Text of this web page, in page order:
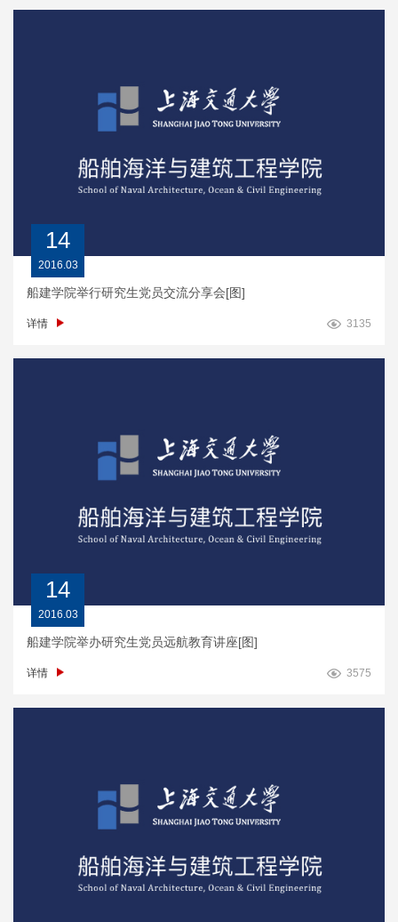
14
2016.03
船建学院举行研究生党员交流分享会[图]
详情 3135
14
2016.03
船建学院举办研究生党员远航教育讲座[图]
详情 3575